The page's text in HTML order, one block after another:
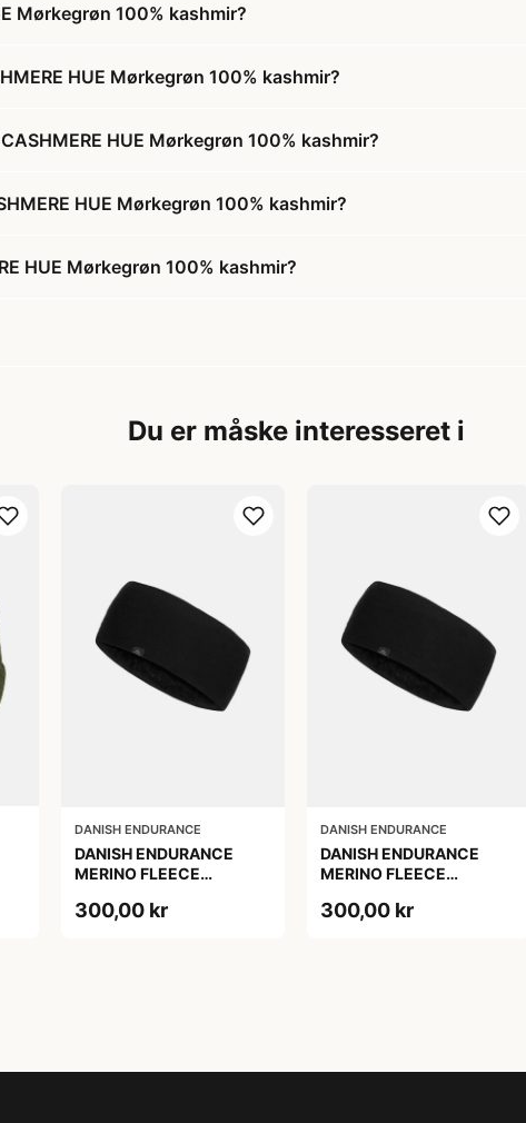
Mørkegrøn 100% kashmir?
HUE Mørkegrøn 100% kashmir?
HUE Mørkegrøn 100% kashmir?
HUE Mørkegrøn 100% kashmir?
HUE Mørkegrøn 100% kashmir?
Du er måske interesseret i
DANISH ENDURANCE
DANISH ENDURANCE
MERINO FLEECE
Sort, S/M
300,00 kr
DANISH ENDURANCE
DANISH ENDURANCE
MERINO FLEECE
300,00 kr